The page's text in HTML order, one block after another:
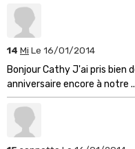
14 Mi Le 16/01/2014
Bonjour Cathy J'ai pris bien
anniversaire encore à notre